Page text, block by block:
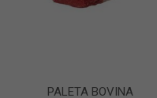
PALETA BOVINA